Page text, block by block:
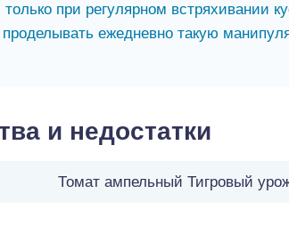
при регулярном встряхивании
ежедневно такую
и недостатки
Томат ампельный Тигровый